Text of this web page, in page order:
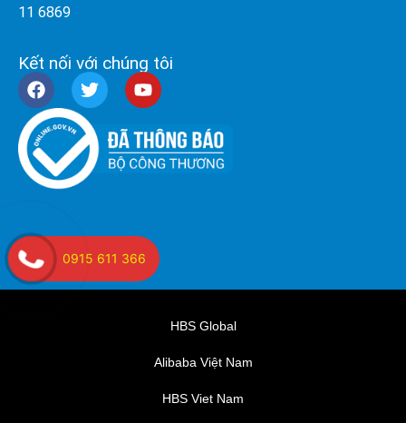
11 6869
Kết nối với chúng tôi
HBS Global
Alibaba Việt Nam
HBS Viet Nam
0915 611 366